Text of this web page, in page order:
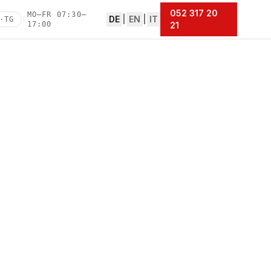
MO–FR 07:30–
17:00
DE EN IT
052 317 20
21